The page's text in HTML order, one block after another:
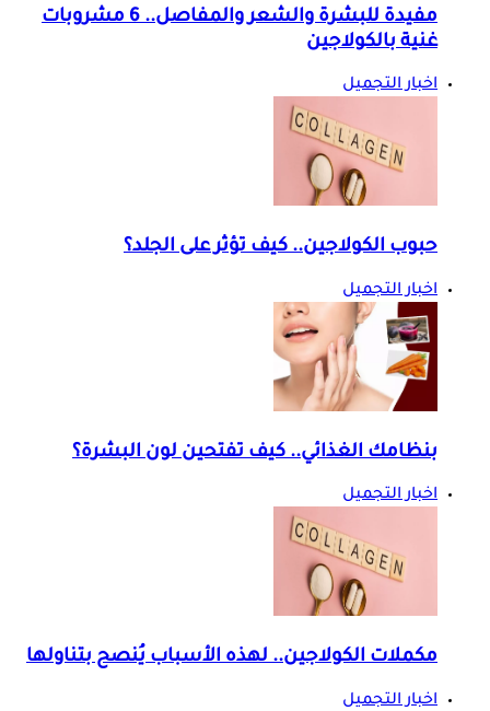
مفيدة للبشرة والشعر والمفاصل.. 6 مشروبات
غنية بالكولاجين
اخبار التجميل
حبوب الكولاجين.. كيف تؤثر على الجلد؟
اخبار التجميل
بنظامك الغذائي.. كيف تفتحين لون البشرة؟
اخبار التجميل
مكملات الكولاجين.. لهذه الأسباب يُنصح بتناولها
اخبار التجميل